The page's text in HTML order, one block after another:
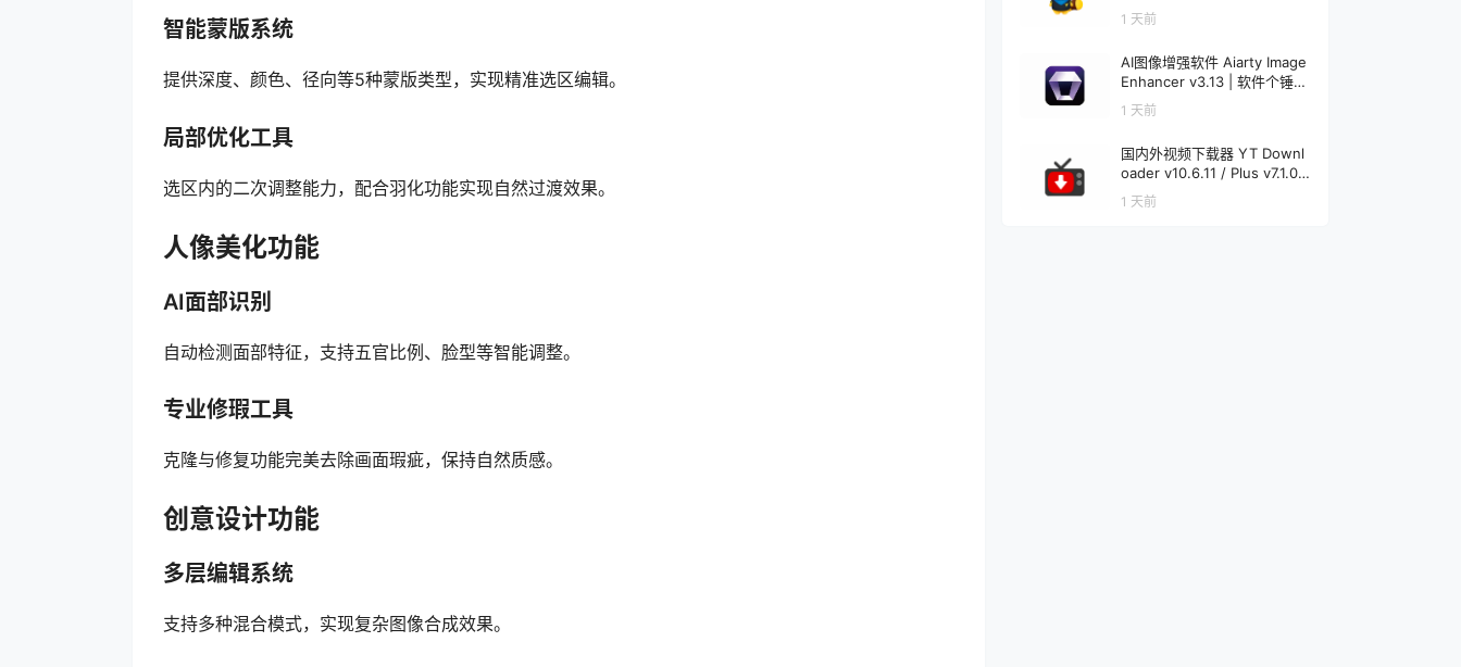
智能蒙版系统
提供深度、颜色、径向等5种蒙版类型，实现精准选区编辑。
局部优化工具
选区内的二次调整能力，配合羽化功能实现自然过渡效果。
人像美化功能
AI面部识别
自动检测面部特征，支持五官比例、脸型等智能调整。
专业修瑕工具
克隆与修复功能完美去除画面瑕疵，保持自然质感。
创意设计功能
多层编辑系统
支持多种混合模式，实现复杂图像合成效果。
1 天前
AI图像增强软件 Aiarty Image
Enhancer v3.13 | 软件个锤子
| R1848
1 天前
国内外视频下载器 YT Downl
oader v10.6.11 / Plus v7.1.0
Mac v7.1.0 | 软件个锤子 | R12
20
1 天前